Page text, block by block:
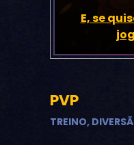
E, se
PVP
TREINO,